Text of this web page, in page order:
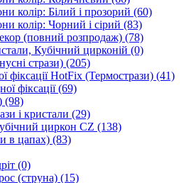
колір: Білий і прозорий (60)
колір: Чорний і сірий (83)
(повний розпродаж) (78)
Кубічний цирконій (0)
стрази) (205)
фіксації HotFix (Термострази) (41)
фіксації(69)
(98)
і кристали (29)
циркон CZ (138)
в цапах) (83)
(0)
(струна) (15)